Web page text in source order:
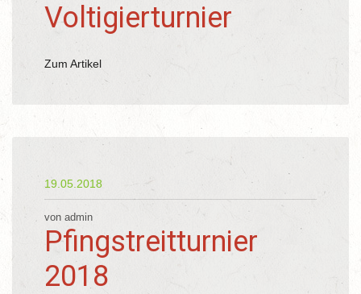
Voltigierturnier
Zum Artikel
19.05.2018
von admin
Pfingstreitturnier
2018